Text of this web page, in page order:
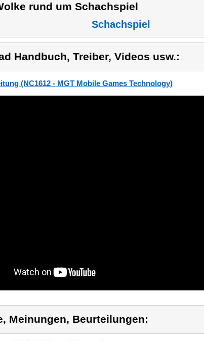
rund um Schachspiel
Schachspiel
Handbuch, Treiber, Videos usw.:
(NC1612 - MGT Mobile Games Technology)
Meinungen, Beurteilungen: